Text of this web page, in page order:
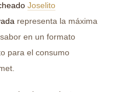
Joselito
representa la máxima
en un formato
para el consumo